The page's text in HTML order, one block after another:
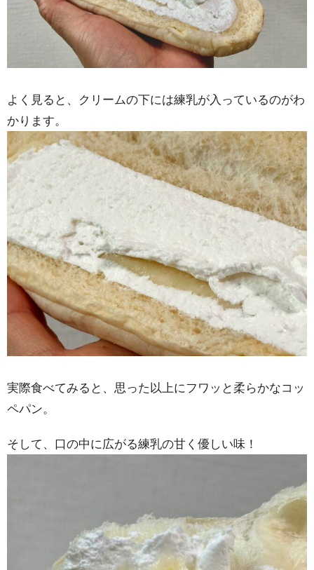
よく見ると、クリームの下には練乳が入っているのがわ
かります。
実際食べてみると、思った以上にフワッと柔らかなコッ
ペパン。
そして、口の中に広がる練乳の甘く優しい味！